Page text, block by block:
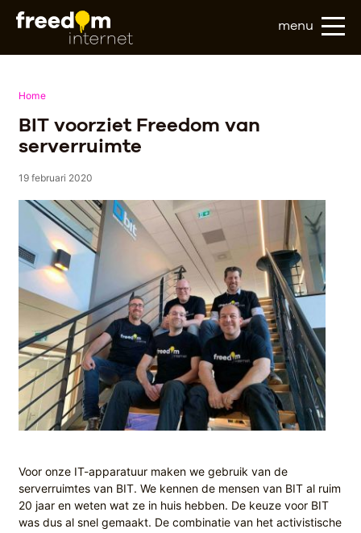
menu
Home
BIT voorziet Freedom van
serverruimte
19 februari 2020
Voor onze IT-apparatuur maken we gebruik van de
serverruimtes van BIT. We kennen de mensen van BIT al ruim
20 jaar en weten wat ze in huis hebben. De keuze voor BIT
was dus al snel gemaakt. De combinatie van het activistische